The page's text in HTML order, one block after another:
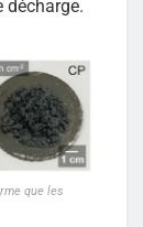
décharge.
que les